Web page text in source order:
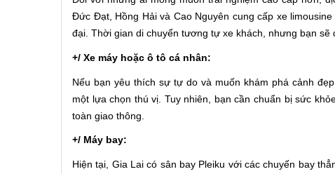
Đức Đạt, Hồng Hải và Cao Nguyên cung cấp xe
đại. Thời gian di chuyển tương tự xe khách, nhưng bạn
+/ Xe máy hoặc ô tô cá nhân:
Nếu bạn yêu thích sự tự do và muốn khám phá cảnh
một lựa chọn thú vị. Tuy nhiên, bạn cần chuẩn bị sức
toàn giao thông.
+/ Máy bay:
Hiện tại, Gia Lai có sân bay Pleiku với các chuyến bay